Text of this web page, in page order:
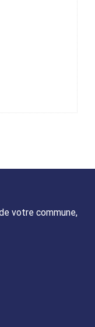
votre commune,